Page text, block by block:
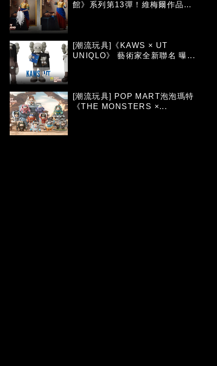
館》系列第13彈！維梅爾作品...
[潮流玩具]《KAWS × UT
UNIQLO》 藝術家全新聯名 曝...
[潮流玩具] POP MART泡泡瑪特
《THE MONSTERS ×...